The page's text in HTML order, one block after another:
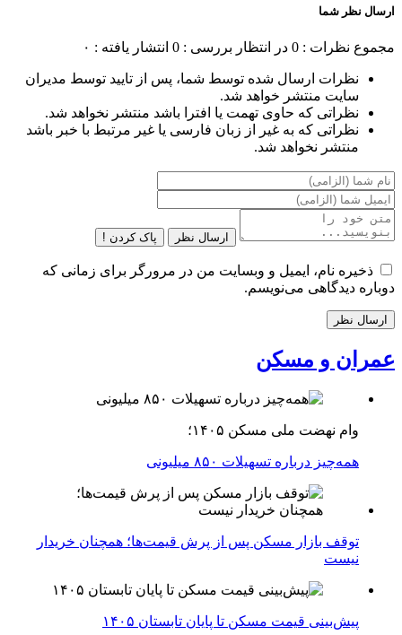
ارسال نظر شما
مجموع نظرات : 0 در انتظار بررسی : 0 انتشار یافته : ۰
نظرات ارسال شده توسط شما، پس از تایید توسط مدیران
سایت منتشر خواهد شد.
نظراتی که حاوی تهمت یا افترا باشد منتشر نخواهد شد.
نظراتی که به غیر از زبان فارسی یا غیر مرتبط با خبر باشد
منتشر نخواهد شد.
ارسال نظر پاک کردن !
ذخیره نام، ایمیل و وبسایت من در مرورگر برای زمانی که
دوباره دیدگاهی می‌نویسم.
عمران و مسکن
وام نهضت ملی مسکن ۱۴۰۵؛
همه‌چیز درباره تسهیلات ۸۵۰ میلیونی
توقف بازار مسکن پس از پرش قیمت‌ها؛ همچنان خریدار
نیست
پیش‌بینی قیمت مسکن تا پایان تابستان ۱۴۰۵